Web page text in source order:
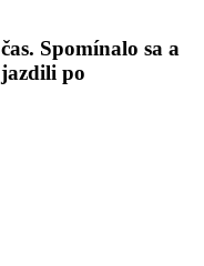
Spomínalo sa a
po